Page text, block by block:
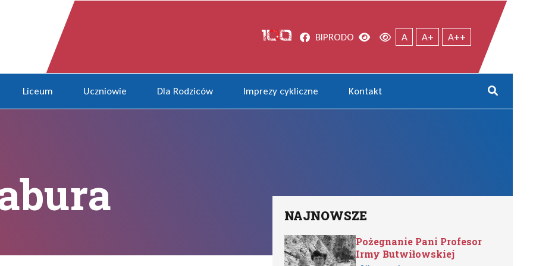
Facebook
BIPRODO Wersja kontrastowa
Wersja domyślna
A A+ A++
Liceum Uczniowie Dla Rodziców Imprezy cykliczne Kontakt
NAJNOWSZE
Pożegnanie Pani Profesor
Irmy Butwiłowskiej